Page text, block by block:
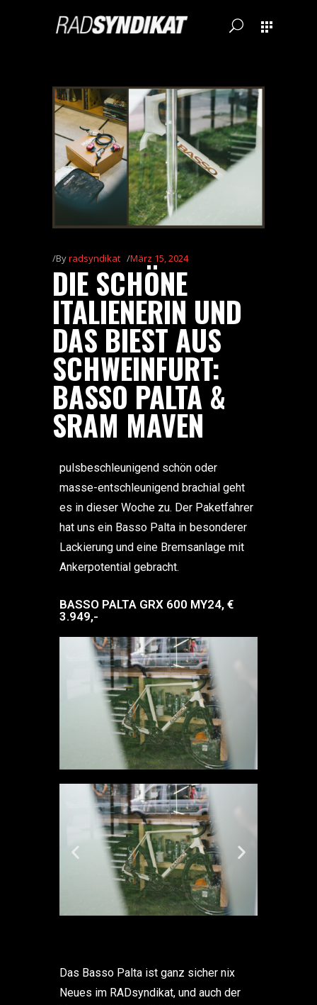
Byradsyndikat März 15, 2024
DIE SCHÖNE
ITALIENERIN UND
DAS BIEST AUS
SCHWEINFURT:
BASSO PALTA &
SRAM MAVEN
pulsbeschleunigend schön oder
masse-entschleunigend brachial geht
es in dieser Woche zu. Der Paketfahrer
hat uns ein Basso Palta in besonderer
Lackierung und eine Bremsanlage mit
Ankerpotential gebracht.
BASSO PALTA GRX 600 MY24, €
3.949,-
Das Basso Palta ist ganz sicher nix
Neues im RADsyndikat, und auch der